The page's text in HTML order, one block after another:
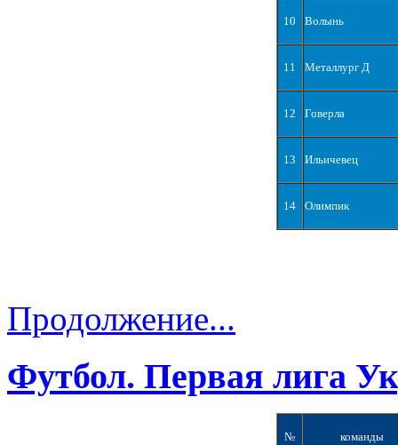
10 Волынь
11 Металлург Д
12 Говерла
13 Ильичевец
14 Олимпик
Продолжение...
Футбол. Первая лига
№ команды